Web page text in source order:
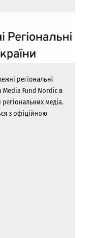
регіональні
Media Fund Nordic в
регіональних медіа.
з офіційною